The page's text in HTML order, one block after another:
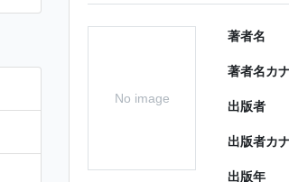
No image
著者名
著者名カ
出版者
出版者カ
出版年